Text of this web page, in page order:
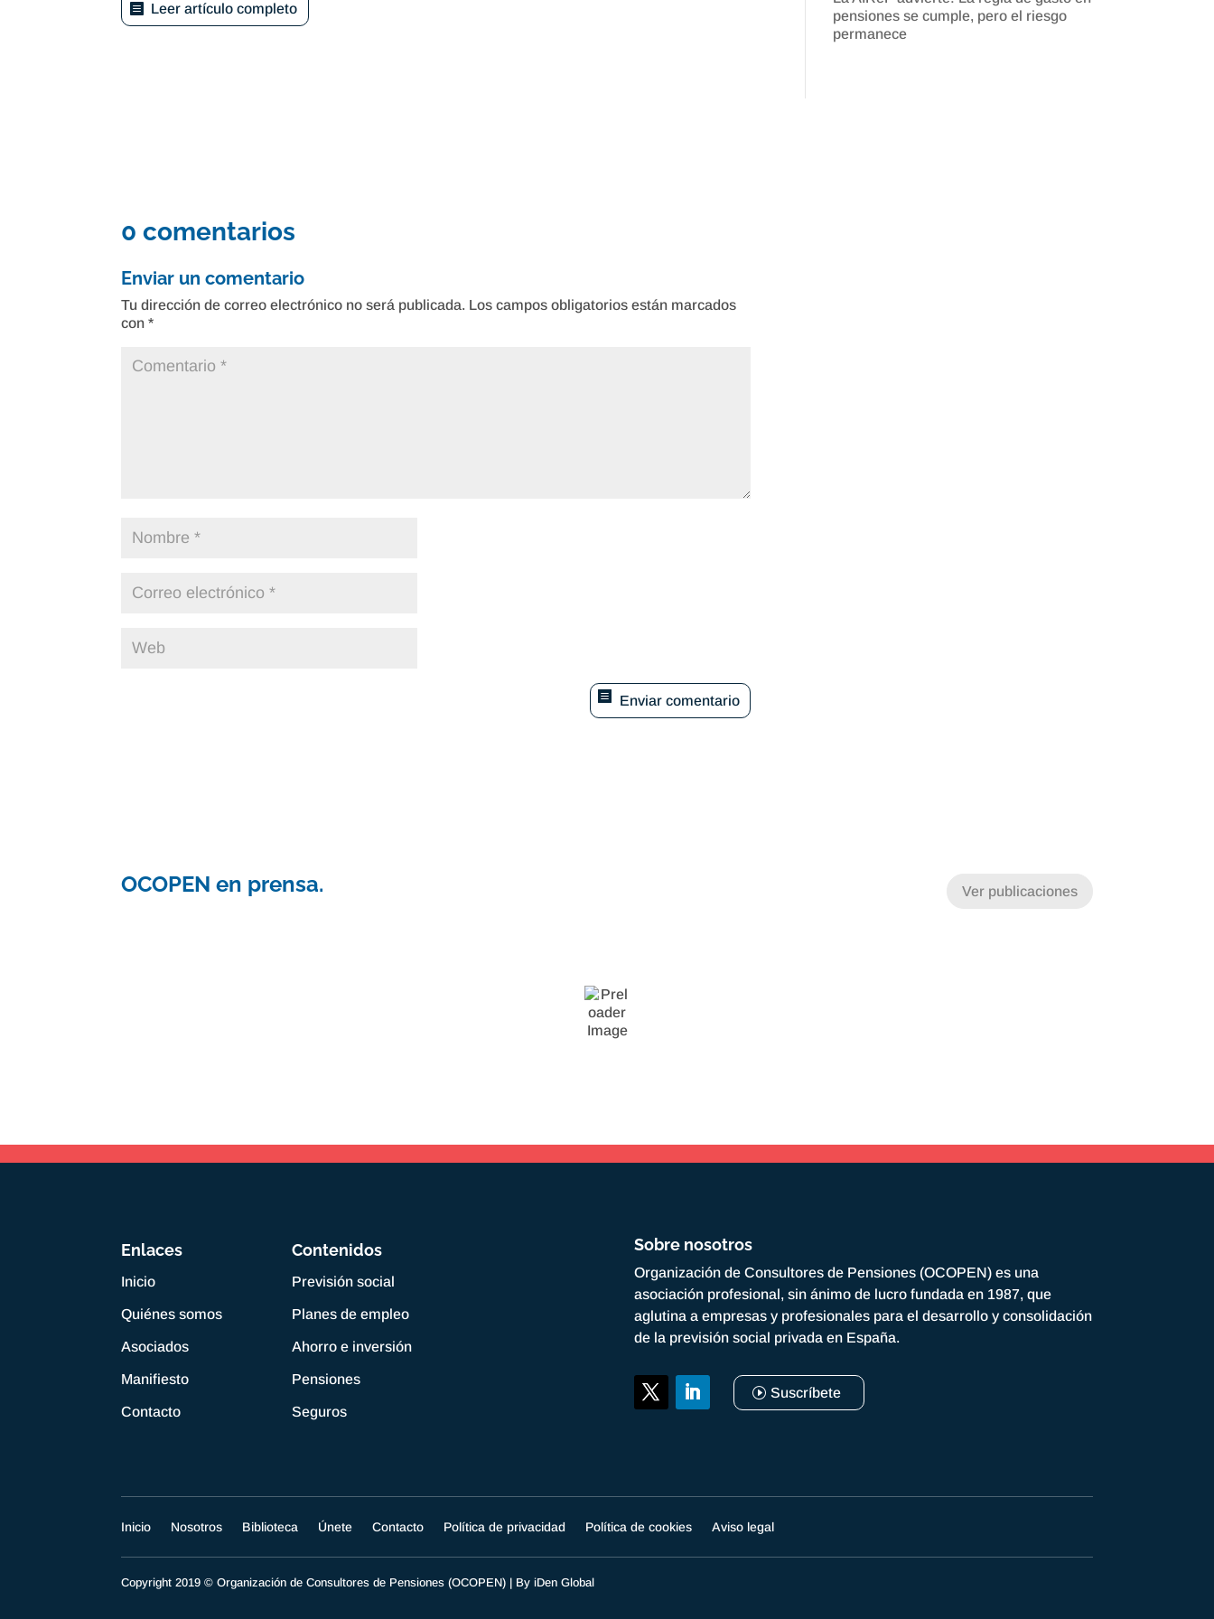
Leer artículo completo
pensiones se cumple, pero el riesgo
permanece
0 comentarios
Enviar un comentario
Tu dirección de correo electrónico no será publicada. Los campos obligatorios están marcados
con*
Enviar comentario
OCOPEN en prensa. Ver publicaciones
Enlaces
Inicio
Quiénes somos
Asociados
Manifiesto
Contacto
Contenidos
Previsión social
Planes de empleo
Ahorro e inversión
Pensiones
Seguros
Sobre nosotros
Organización de Consultores de Pensiones (OCOPEN) es una
asociación profesional, sin ánimo de lucro fundada en 1987, que
aglutina a empresas y profesionales para el desarrollo y consolidación
de la previsión social privada en España.
Suscríbete
Inicio Nosotros Biblioteca Únete Contacto Política de privacidad Política de cookies Aviso legal
Copyright 2019 © Organización de Consultores de Pensiones (OCOPEN) | ByiDen Global